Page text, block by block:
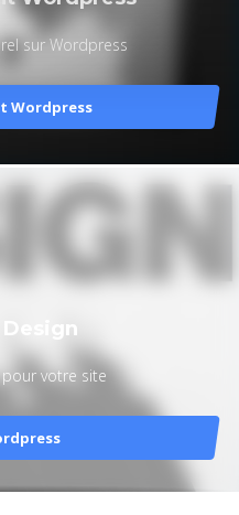
sur Wordpress
Wordpress
votre site